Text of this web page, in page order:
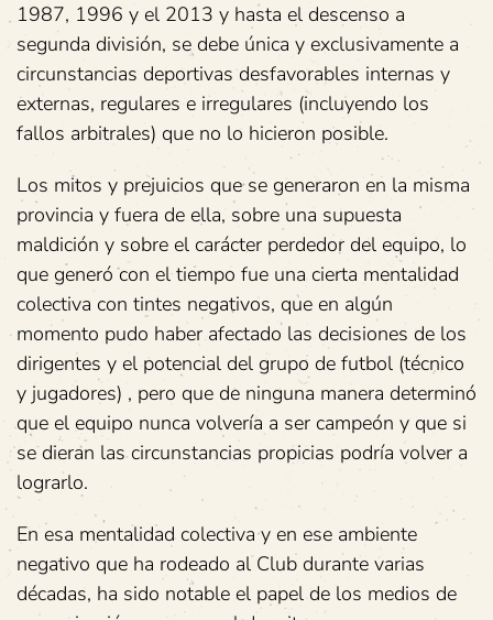
1987, 1996 y el 2013 y hasta el descenso a
segunda división, se debe única y exclusivamente a
circunstancias deportivas desfavorables internas y
externas, regulares e irregulares (incluyendo los
fallos arbitrales) que no lo hicieron posible.
Los mitos y prejuicios que se generaron en la misma
provincia y fuera de ella, sobre una supuesta
maldición y sobre el carácter perdedor del equipo, lo
que generó con el tiempo fue una cierta mentalidad
colectiva con tintes negativos, que en algún
momento pudo haber afectado las decisiones de los
dirigentes y el potencial del grupo de futbol (técnico
y jugadores) , pero que de ninguna manera determinó
que el equipo nunca volvería a ser campeón y que si
se dieran las circunstancias propicias podría volver a
lograrlo.
En esa mentalidad colectiva y en ese ambiente
negativo que ha rodeado al Club durante varias
décadas, ha sido notable el papel de los medios de